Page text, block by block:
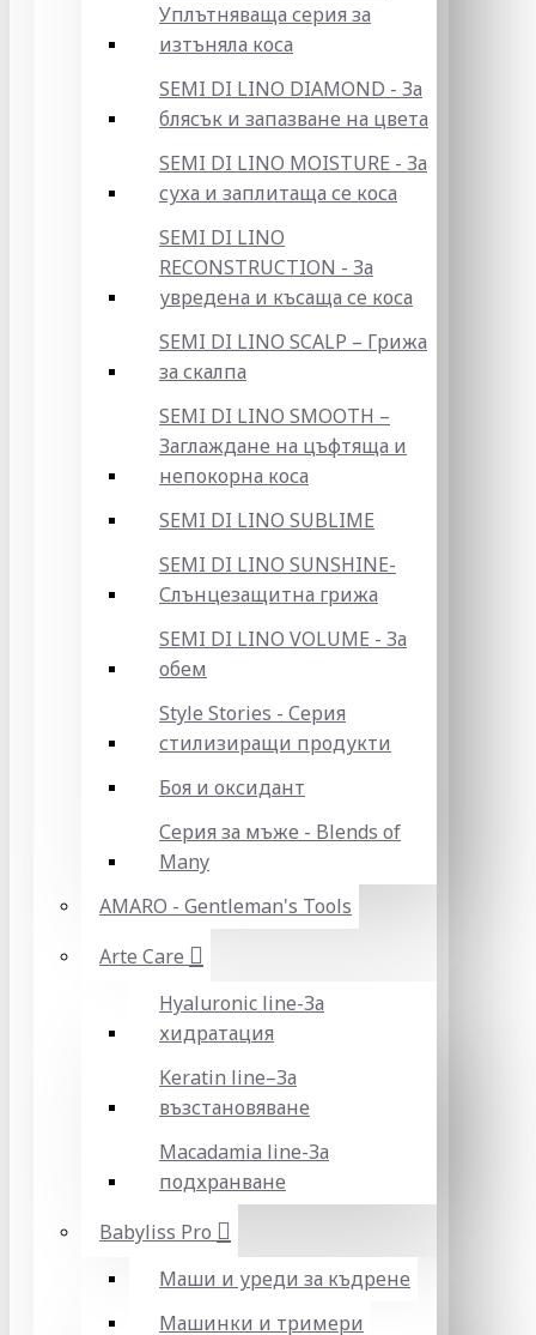
Уплътняваща серия за
изтъняла коса
SEMI DI LINO DIAMOND - За
блясък и запазване на цвета
SEMI DI LINO MOISTURE - За
суха и заплитаща се коса
SEMI DI LINO
RECONSTRUCTION - За
увредена и късаща се коса
SEMI DI LINO SCALP – Грижа
за скалпа
SEMI DI LINO SMOOTH –
Заглаждане на цъфтяща и
непокорна коса
SEMI DI LINO SUBLIME
SEMI DI LINO SUNSHINE-
Слънцезащитна грижа
SEMI DI LINO VOLUME - За
обем
Style Stories - Серия
стилизиращи продукти
Боя и оксидант
Серия за мъже - Blends of
Many
AMARO - Gentleman's Tools
Arte Care
Hyaluronic line-За
хидратация
Keratin line–За
възстановяване
Macadamia line-За
подхранване
Babyliss Pro
Маши и уреди за къдрене
Машинки и тримери